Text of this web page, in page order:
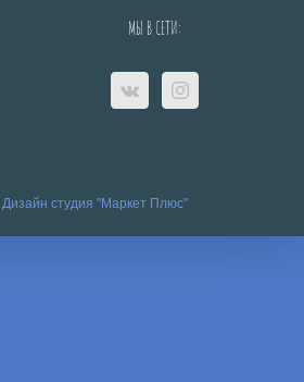
МЫ В СЕТИ:
Дизайн студия "Маркет Плюс"